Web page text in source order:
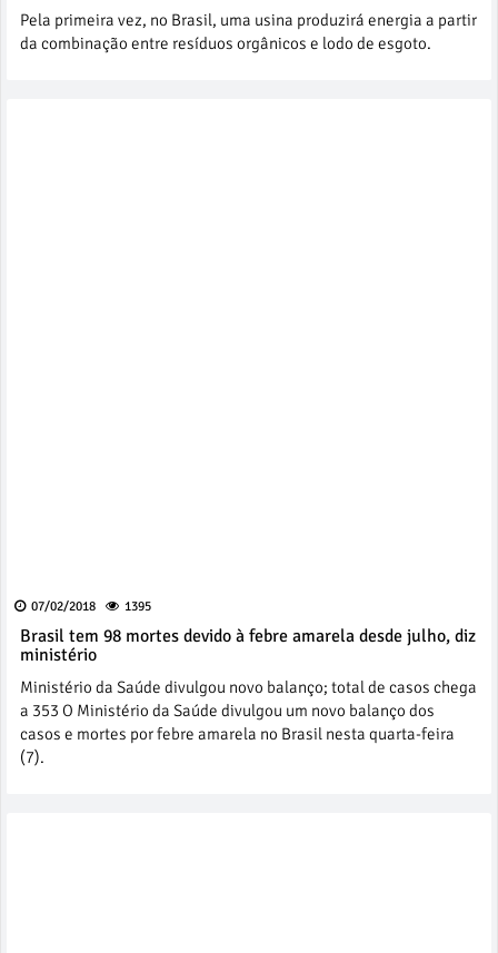
Pela primeira vez, no Brasil, uma usina produzirá energia a partir
da combinação entre resíduos orgânicos e lodo de esgoto.
07/02/2018 1395
Brasil tem 98 mortes devido à febre amarela desde julho, diz
ministério
Ministério da Saúde divulgou novo balanço; total de casos chega
a 353 O Ministério da Saúde divulgou um novo balanço dos
casos e mortes por febre amarela no Brasil nesta quarta-feira
(7).